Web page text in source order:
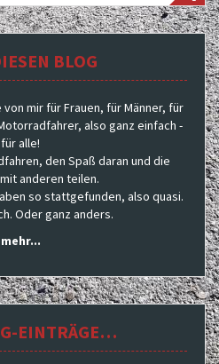
BLOG
mir für Frauen, für Männer, für
also ganz einfach -
für alle!
den Spaß daran und die
anderen teilen.
so stattgefunden, also quasi.
Oder ganz anders.
mehr...
EINTRÄGE…